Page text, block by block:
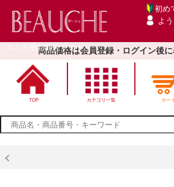
エステ用品卸売サイト
初め
よ
商品価格は会員登録・ログイン後に
TOP カテゴリ一覧 カート